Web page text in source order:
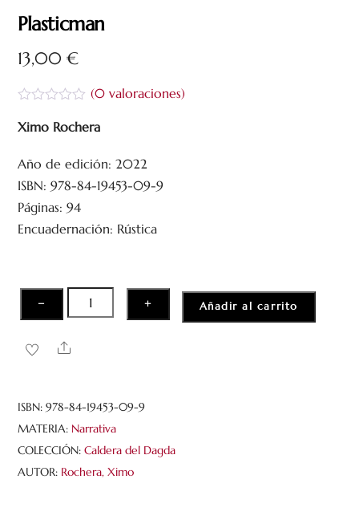
Plasticman
13,00€
a
r
d
o
c
o
5
(0valoraciones)
Ximo Rochera
Año de edición: 2022
ISBN: 978-84-19453-09-9
Páginas: 94
Encuadernación: Rústica
−
Plasticman
cantidad
+ Añadir al carrito
Share
ISBN:978-84-19453-09-9
MATERIA: Narrativa
COLECCIÓN:Caldera del Dagda
AUTOR: Rochera, Ximo